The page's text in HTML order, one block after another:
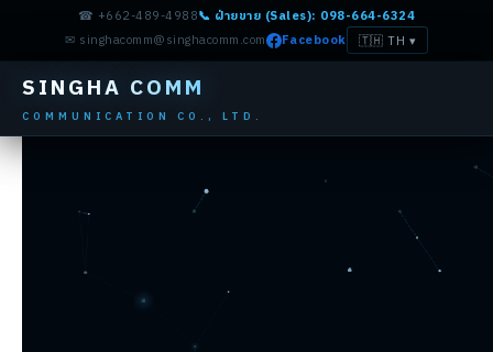
☎ +662-489-4988📞 ฝ่ายขาย (Sales): 098-664-6324
✉ singhacomm@singhacomm.com
Facebook 🇹🇭 TH ▾
SINGHA COMM
COMMUNICATION CO., LTD.